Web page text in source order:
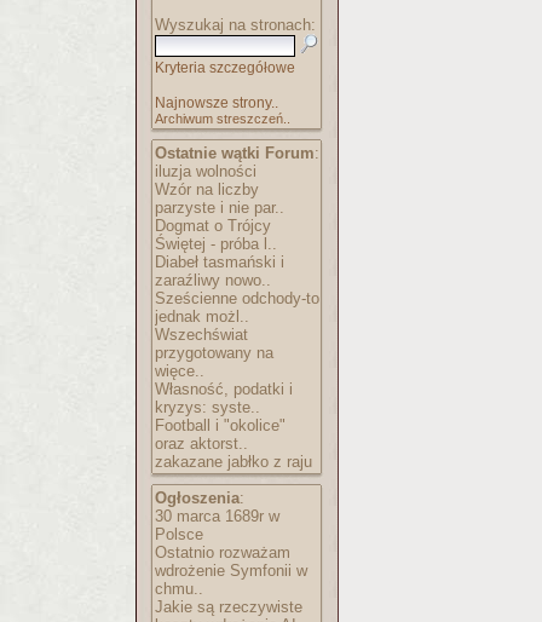
Wyszukaj na stronach:
Kryteria szczegółowe
Najnowsze strony..
Archiwum streszczeń..
Ostatnie wątki Forum:
iluzja wolności
Wzór na liczby
parzyste i nie par..
Dogmat o Trójcy
Świętej - próba l..
Diabeł tasmański i
zaraźliwy nowo..
Sześcienne odchody-to
jednak możl..
Wszechświat
przygotowany na
więce..
Własność, podatki i
kryzys: syste..
Football i "okolice"
oraz aktorst..
zakazane jabłko z raju
Ogłoszenia:
30 marca 1689r w
Polsce
Ostatnio rozważam
wdrożenie Symfonii w
chmu..
Jakie są rzeczywiste